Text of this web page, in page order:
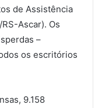
de Assistência
Ascar). Os
–
os escritórios
9.158